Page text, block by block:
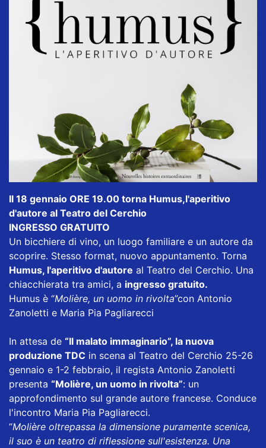
Il 18 gennaio ORE 19.00 torna Humus,l'aperitivo
d'autore al Teatro del Cerchio
INGRESSO GRATUITO
Un bicchiere di vino, un luogo familiare e un autore da
scoprire. Stesso format, nuovo appuntamento. Torna
Humus, l'aperitivo d'autore al Teatro del Cerchio. Una
chiacchierata tra amici, a ingresso gratuito.
Humus è “Molière, un uomo in rivolta”con Antonio
Zanoletti e Maria Pia Pagliarecci
In attesa de “Il malato immaginario”, la nuova
produzione TDC in scena al Teatro del Cerchio 25-26
gennaio e 1-2 febbraio, il regista Antonio Zanoletti
presenta “Molière, un uomo in rivolta”: un
approfondimento sul grande autore francese. Conduce
l'incontro Maria Pia Pagliarecci.
“Molière oltrepassa la dimensione puramente scenica,
il suo è un teatro di riflessione sull'esistenza. Una